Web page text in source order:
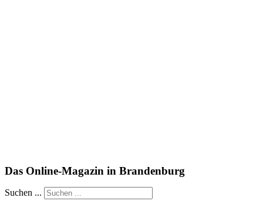
Das Online-Magazin in Brandenburg
Suchen ...